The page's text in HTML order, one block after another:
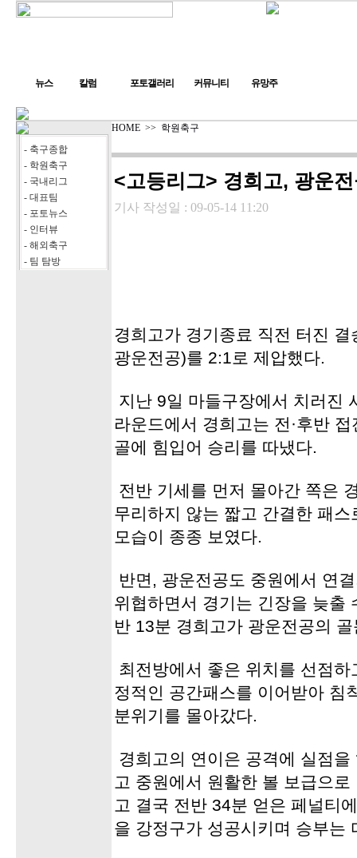
뉴스 칼럼 포토갤러리 커뮤니티 유망주
- 축구종합
- 학원축구
- 국내리그
- 대표팀
- 포토뉴스
- 인터뷰
- 해외축구
- 팀 탐방
HOME >> 학원축구
<고등리그> 경희고, 광운
기사 작성일 : 09-05-14 11:20
경희고가 경기종료 직전 터진
광운전공)를 2:1로 제압했다.
지난 9일 마들구장에서 치러진
라운드에서 경희고는 전·후반
골에 힘입어 승리를 따냈다.
전반 기세를 먼저 몰아간 쪽은
무리하지 않는 짧고 간결한 패
모습이 종종 보였다.
반면, 광운전공도 중원에서 연
위협하면서 경기는 긴장을 늦출
반 13분 경희고가 광운전공의
최전방에서 좋은 위치를 선점
정적인 공간패스를 이어받아 침
분위기를 몰아갔다.
경희고의 연이은 공격에 실점
고 중원에서 원활한 볼 보급으
고 결국 전반 34분 얻은 페널티
을 강정구가 성공시키며 승부는